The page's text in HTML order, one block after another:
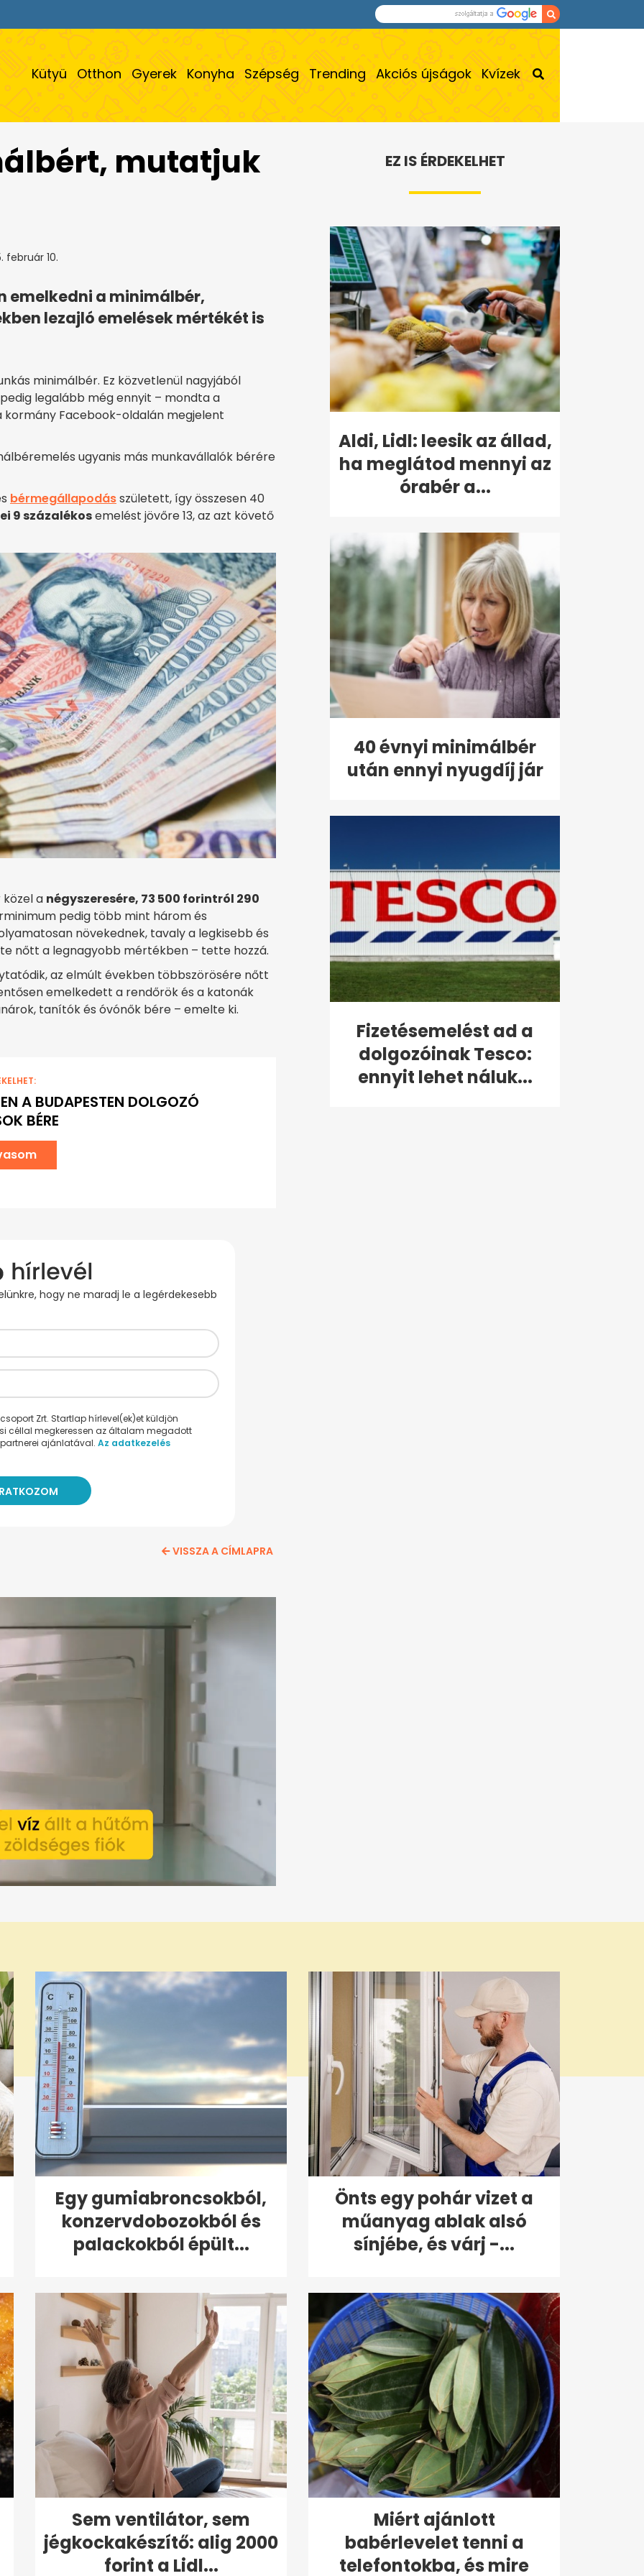
Kütyü Otthon Gyerek Konyha Szépség Trending Akciós újságok Kvízek
mutatjuk
február 10.
emelkedni a minimálbér,
lezajló emelések mértékét is
minimálbér. Ez közvetlenül nagyjából
legalább még ennyit – mondta a
kormány Facebook-oldalán megjelent
ugyanis más munkavállalók bérére
bérmegállapodásszületett, így összesen 40
9 százalékosemelést jövőre 13, az azt követő
közel a négyszeresére, 73 500 forintról 290
pedig több mint három és
növekednek, tavaly a legkisebb és
nőtt a legnagyobb mértékben – tette hozzá.
az elmúlt években többszörösére nőtt
emelkedett a rendőrök és a katonák
tanítók és óvónők bére – emelte ki.
A BUDAPESTEN DOLGOZÓ
BÉRE
hogy ne maradj le a legérdekesebb
Zrt. Startlap hírlevel(ek)et küldjön
céllal megkeressen az általam megadott
ajánlatával. Az adatkezelés
VISSZA A CÍMLAPRA
EZ IS ÉRDEKELHET
Aldi, Lidl: leesik az állad,
ha meglátod mennyi az
órabér a...
40 évnyi minimálbér
után ennyi nyugdíj jár
Fizetésemelést ad a
dolgozóinak Tesco:
ennyit lehet náluk...
Egy gumiabroncsokból,
konzervdobozokból és
palackokból épült...
Önts egy pohár vizet a
műanyag ablak alsó
sínjébe, és várj -...
Sem ventilátor, sem
jégkockakészítő: alig 2000
forint a Lidl...
Miért ajánlott
babérlevelet tenni a
telefontokba, és mire